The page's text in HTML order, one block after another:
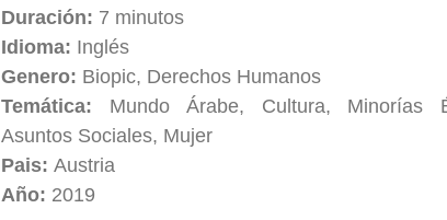
Duración: 7 minutos
Idioma: Inglés
Genero: Biopic, Derechos Humanos
Temática: Mundo Árabe, Cultura, Minorías
Asuntos Sociales, Mujer
Pais:Austria
Año: 2019